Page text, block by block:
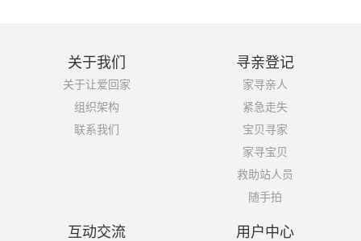
关于我们
关于让爱回家
组织架构
联系我们
寻亲登记
家寻亲人
紧急走失
宝贝寻家
家寻宝贝
救助站人员
随手拍
互动交流 用户中心